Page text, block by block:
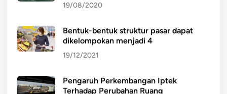
19/08/2020
Bentuk-bentuk struktur pasar dapat
dikelompokan menjadi 4
19/12/2021
Pengaruh Perkembangan Iptek
Terhadap Perubahan Ruang